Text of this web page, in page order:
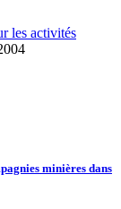
les activités
minières dans